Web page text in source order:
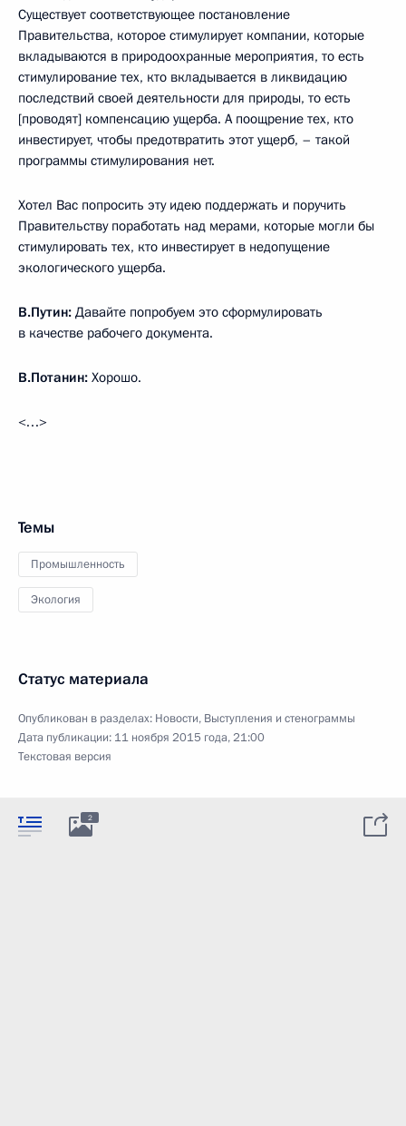
Существует соответствующее постановление
Правительства, которое стимулирует компании, которые
вкладываются в природоохранные мероприятия, то есть
стимулирование тех, кто вкладывается в ликвидацию
последствий своей деятельности для природы, то есть
[проводят] компенсацию ущерба. А поощрение тех, кто
инвестирует, чтобы предотвратить этот ущерб, – такой
программы стимулирования нет.
Хотел Вас попросить эту идею поддержать и поручить
Правительству поработать над мерами, которые могли бы
стимулировать тех, кто инвестирует в недопущение
экологического ущерба.
В.Путин: Давайте попробуем это сформулировать
в качестве рабочего документа.
В.Потанин: Хорошо.
<…>
Темы
Промышленность
Экология
Статус материала
Опубликован в разделах: Новости, Выступления и стенограммы
Дата публикации: 11 ноября 2015 года, 21:00
Текстовая версия
2